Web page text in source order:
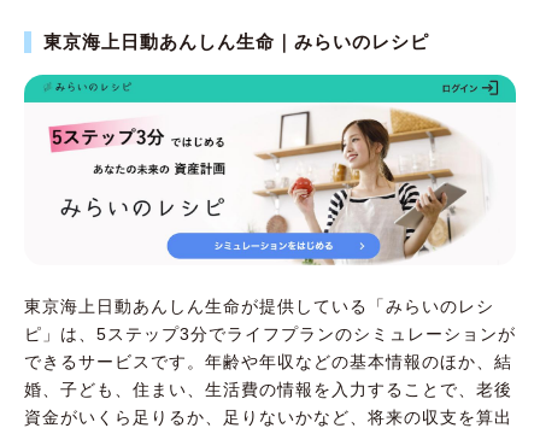
東京海上日動あんしん生命｜みらいのレシピ
東京海上日動あんしん生命が提供している「みらいのレシ
ピ」は、5ステップ3分でライフプランのシミュレーションが
できるサービスです。年齢や年収などの基本情報のほか、結
婚、子ども、住まい、生活費の情報を入力することで、老後
資金がいくら足りるか、足りないかなど、将来の収支を算出